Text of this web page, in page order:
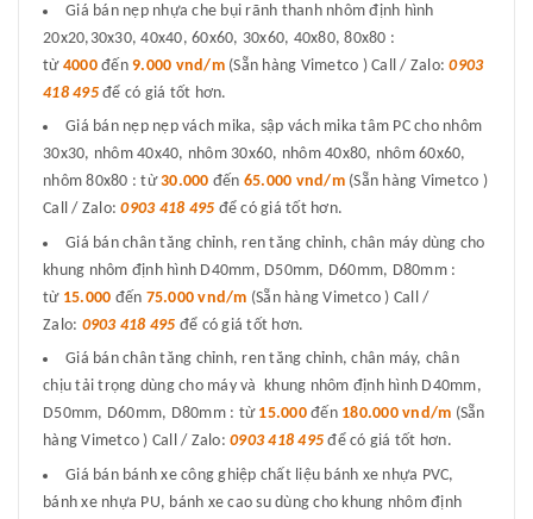
Giá bán nẹp nhựa che bụi rãnh thanh nhôm định hình
20x20,30x30, 40x40, 60x60, 30x60, 40x80, 80x80 :
từ 4000đến 9.000 vnd/m(Sẵn hàng Vimetco ) Call / Zalo:0903
418 495để có giá tốt hơn.
Giá bán nẹp nẹp vách mika, sập vách mika tâm PC cho nhôm
30x30, nhôm 40x40, nhôm 30x60, nhôm 40x80, nhôm 60x60,
nhôm 80x80 : từ30.000 đến 65.000 vnd/m(Sẵn hàng Vimetco )
Call / Zalo:0903 418 495 để có giá tốt hơn.
Giá bán chân tăng chỉnh, ren tăng chỉnh, chân máy dùng cho
khung nhôm định hình D40mm, D50mm, D60mm, D80mm :
từ 15.000 đến 75.000 vnd/m (Sẵn hàng Vimetco ) Call /
Zalo: 0903 418 495 để có giá tốt hơn.
Giá bán chân tăng chỉnh, ren tăng chỉnh, chân máy, chân
chịu tải trọng dùng cho máy và khung nhôm định hình D40mm,
D50mm, D60mm, D80mm : từ 15.000đến 180.000 vnd/m (Sẵn
hàng Vimetco ) Call / Zalo: 0903 418 495 để có giá tốt hơn.
Giá bán bánh xe công ghiệp chất liệu bánh xe nhựa PVC,
bánh xe nhựa PU, bánh xe cao su dùng cho khung nhôm định